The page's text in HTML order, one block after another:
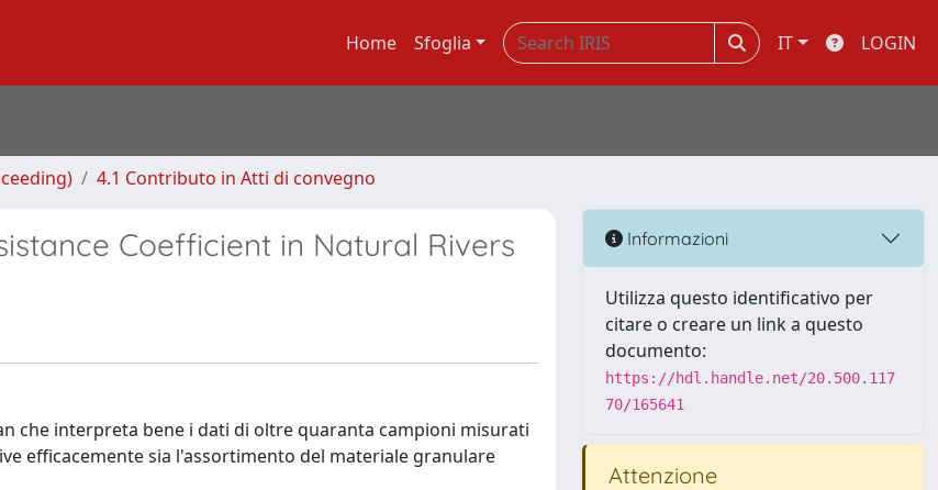
Home Sfoglia IT LOGIN
4.1 Contributo in Atti di convegno
Coefficient in Natural Rivers
che interpreta bene i dati di oltre quaranta campioni misurati
efficacemente sia l'assortimento del materiale granulare
Informazioni
Utilizza questo identificativo per
citare o creare un link a questo
documento:
https://hdl.handle.net/20.500.117
70/165641
Attenzione